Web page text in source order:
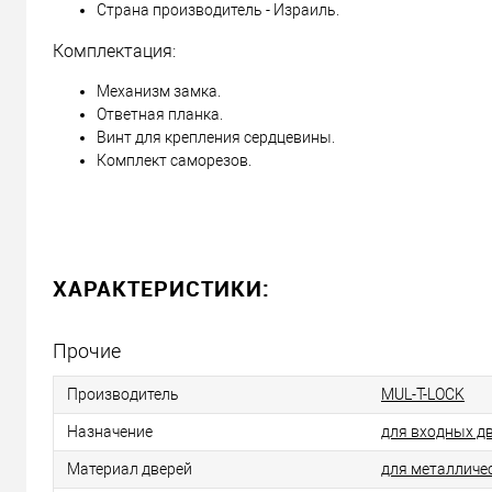
Страна производитель - Израиль.
Комплектация:
Механизм замка.
Ответная планка.
Винт для крепления сердцевины.
Комплект саморезов.
ХАРАКТЕРИСТИКИ:
Прочие
Производитель MUL-T-LOCK
Назначение для входных
Материал дверей для